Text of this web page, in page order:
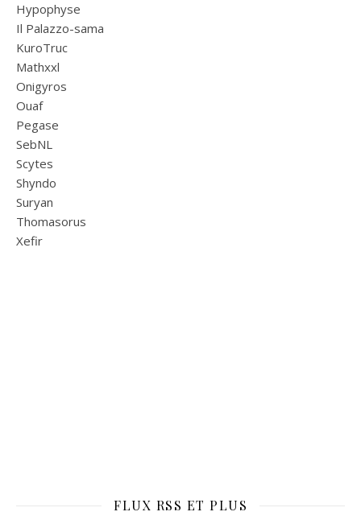
Hypophyse
Il Palazzo-sama
KuroTruc
Mathxxl
Onigyros
Ouaf
Pegase
SebNL
Scytes
Shyndo
Suryan
Thomasorus
Xefir
FLUX RSS ET PLUS